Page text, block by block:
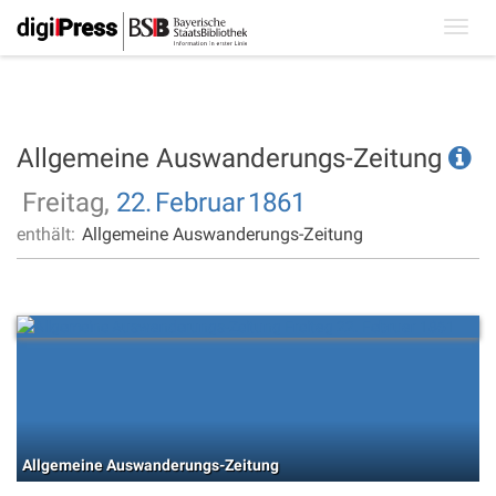
Allgemeine Auswanderungs-Zeitung
Freitag, 22. Februar1861
enthält: Allgemeine Auswanderungs-Zeitung
Allgemeine Auswanderungs-Zeitung